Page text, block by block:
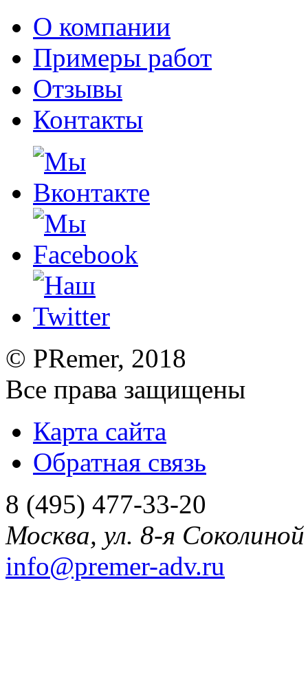
О компании
Примеры работ
Отзывы
Контакты
© PRemer, 2018
Все права защищены
Карта сайта
Обратная связь
8 (495) 477-33-20
Москва, ул. 8-я
info@premer-adv.ru